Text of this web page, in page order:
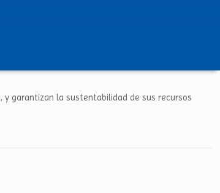
y garantizan la sustentabilidad de sus recursos